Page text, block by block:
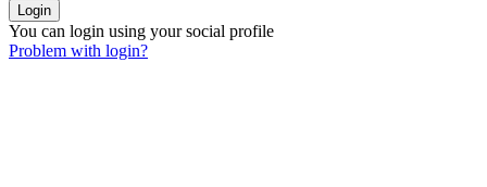
You can login using your social profile
Problem with login?